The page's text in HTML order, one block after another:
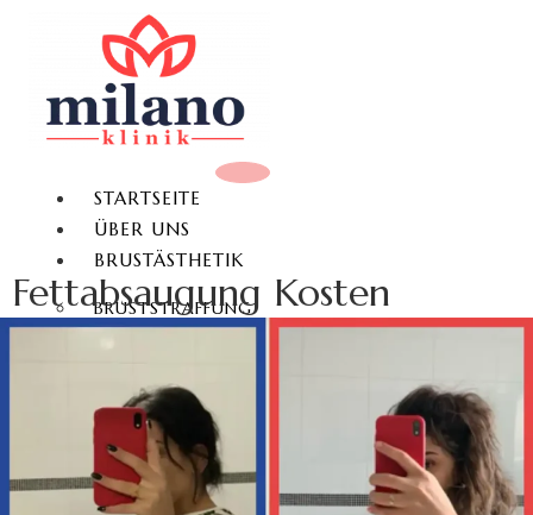
STARTSEITE
ÜBER UNS
BRUSTÄSTHETIK
BRUSTSTRAFFUNG
BRUSTWARZENKORREKTUR
GYNÄKOMASTIE
KÖRPERÄSTHETIK
Fettabsaugung Kosten